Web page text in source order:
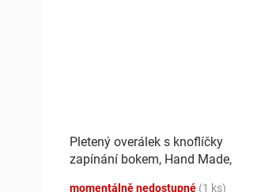
Pletený overálek s knoflíčky
zapínání bokem, Hand Made,
momentálně nedostupné (1 ks)